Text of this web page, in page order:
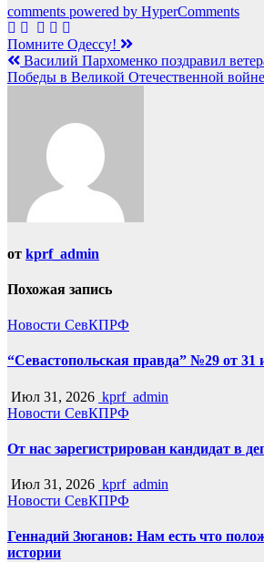
comments powered by HyperComments
Навигация
по
Помните Одессу!
Василий Пархоменко поздравил
Победы в Великой Отечественной
от kprf_admin
Похожая запись
Новости СевКПРФ
“Севастопольская правда” №29 от 31
Июл 31, 2026 kprf_admin
Новости СевКПРФ
От нас зарегистрирован кандидат в
Июл 31, 2026 kprf_admin
Новости СевКПРФ
Геннадий Зюганов: Нам есть что
истории